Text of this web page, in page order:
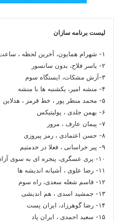
لیست برنامه سازان
۱- شهرام همایون، آخرین لحظه ، ساعت دوم ، شبانه
۲- یاسر فلاح، بدون سانسور
۳-آرش مشکات، ایستگاه سوم
۴- منشه امیر، یکشنبه ها با منشه
۵- محمد منظر پور ، خط قرمز ، هدلاین
۶- بهمن جلدی ، پولیتیکس
۷- پیمان عارف ، مرور
۸- حسن اعتمادی ، رمز پیروزی
۹- پیر خراسانی ، فعلا در خدمتیم
۱۰- پری عسگری، پنجره ای به سوی آزادی
۱۱- رضا علوی ، آشیانه اندیشه ها
۱۲- قاسم شعله سعدی، راه سوم
۱۳- جمشید اسدی ، هم اندیشی
۱۴- رضا گوهرزاد، ایران پست
۱۵- سعید احمدی ، ایران پاد